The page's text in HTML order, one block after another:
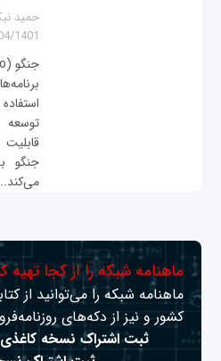
حمید
- 13:50
قابلیت
جنگو
ماهنامه شبکه را از کجا تهیه
ماهنامه شبکه را می‌توانید از
کشور و نیز از دکه‌های
ثبت اشتراک نسخه کاغذی